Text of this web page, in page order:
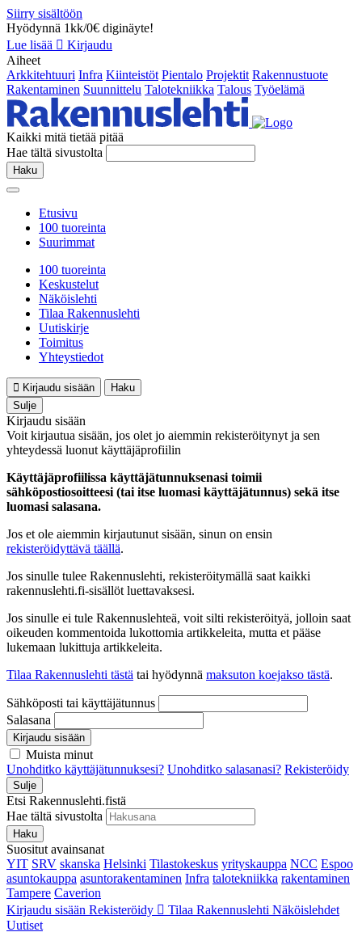
Siirry sisältöön
Hyödynnä 1kk/0€ diginäyte!
Lue lisää
Kirjaudu
Aiheet
Arkkitehtuuri Infra Kiinteistöt Pientalo Projektit Rakennustuote
Rakentaminen Suunnittelu Talotekniikka Talous Työelämä
Kaikki mitä tietää pitää
Hae tältä sivustolta
Haku
Etusivu
100 tuoreinta
Suurimmat
100 tuoreinta
Keskustelut
Näköislehti
Tilaa Rakennuslehti
Uutiskirje
Toimitus
Yhteystiedot
Kirjaudu sisään
Haku
Sulje
Kirjaudu sisään
Voit kirjautua sisään, jos olet jo aiemmin rekisteröitynyt ja sen
yhteydessä luonut käyttäjäprofiilin
Käyttäjäprofiilissa käyttäjätunnuksenasi toimii
sähköpostiosoitteesi (tai itse luomasi käyttäjätunnus) sekä itse
luomasi salasana.
Jos et ole aiemmin kirjautunut sisään, sinun on ensin
rekisteröidyttävä täällä.
Jos sinulle tulee Rakennuslehti, rekisteröitymällä saat kaikki
rakennuslehti.fi-sisällöt luettavaksesi.
Jos sinulle ei tule Rakennuslehteä, voit silti rekisteröityä, jolloin saat
oikeuden kommentoida lukottomia artikkeleita, mutta et pääse
lukemaan lukittuja artikkeleita.
Tilaa Rakennuslehti tästä tai hyödynnä maksuton koejakso tästä.
Sähköposti tai käyttäjätunnus
Salasana
Kirjaudu sisään
Muista minut
Unohditko käyttäjätunnuksesi? Unohditko salasanasi? Rekisteröidy
Sulje
Etsi Rakennuslehti.fistä
Hae tältä sivustolta
Haku
Suositut avainsanat
YIT SRV skanska Helsinki Tilastokeskus yrityskauppa NCC Espoo
asuntokauppa asuntorakentaminen Infra talotekniikka rakentaminen
Tampere Caverion
Kirjaudu sisään Rekisteröidy Tilaa Rakennuslehti Näköislehdet
Uutiset